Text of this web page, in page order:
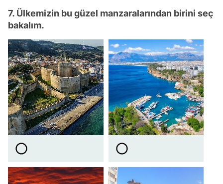
7. Ülkemizin bu güzel manzaralarından birini seç
bakalım.